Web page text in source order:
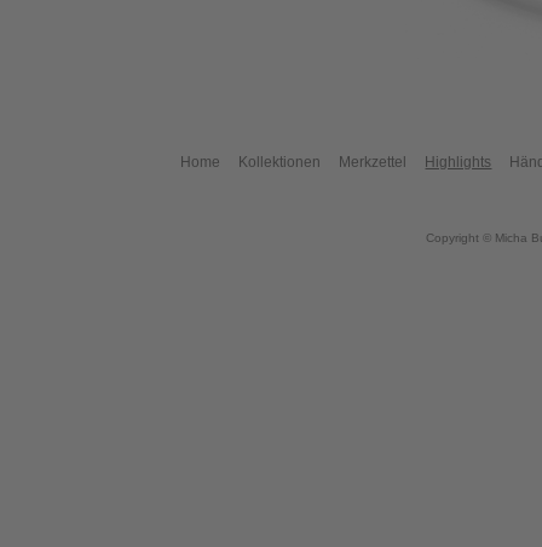
Home Kollektionen Merkzettel Highlights
Copyright © Micha